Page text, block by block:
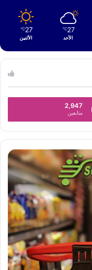
27
℃
الأحد
27
℃
الأثنين
2,947
متابعين